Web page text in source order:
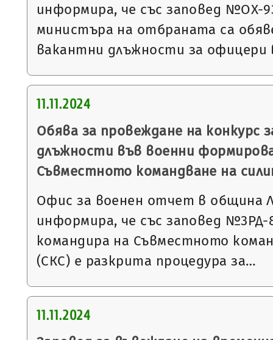
информира, че със заповед №ОХ-
министъра на отбраната са
вакантни длъжности за офицери
11.11.2024
Обява за провеждане на конкурс
длъжности във военни
Съвместното командване на
Офис за военен отчет в община
информира, че със заповед №3РД-
командира на Съвместното
(СКС) е разкрита процедура за…
11.11.2024